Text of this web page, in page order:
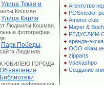
Улица Тукая и
Кошман
Улица Карла
Людмилы Кошман.
фотографии
Парк Победы
Людмила
К ЮБИЛЕЮ ГОРОДА
Объявления
Библиотеки
Агентство
POSmedia:
Amoret club
Mayer & Boch
РЕДУСЛИМ
аренда-
ООО
zipparts
Vsekashpo
Создание